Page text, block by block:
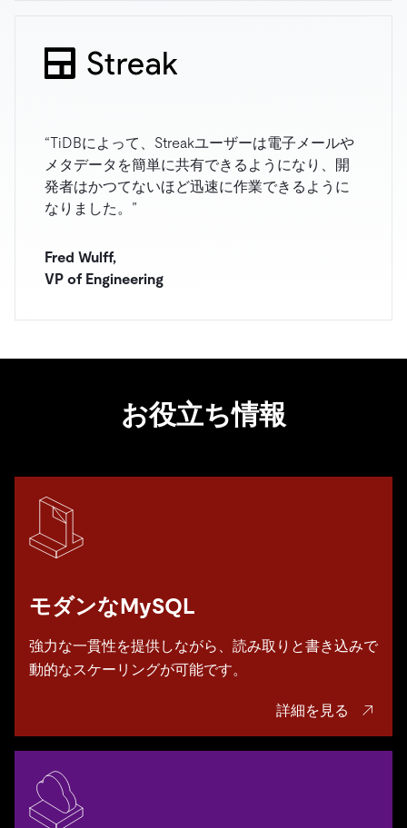
“TiDBによって、Streakユーザーは電子メールや
メタデータを簡単に共有できるようになり、開
発者はかつてないほど迅速に作業できるように
なりました。”
Fred Wulff,
VP of Engineering
お役立ち情報
モダンなMySQL
強力な一貫性を提供しながら、読み取りと書き込みで
動的なスケーリングが可能です。
詳細を見る